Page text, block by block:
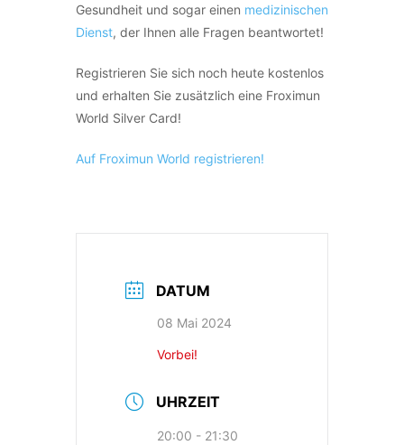
Gesundheit und sogar einen medizinischen
Dienst, der Ihnen alle Fragen beantwortet!
Registrieren Sie sich noch heute kostenlos
und erhalten Sie zusätzlich eine Froximun
World Silver Card!
Auf Froximun World registrieren!
DATUM
08 Mai 2024
Vorbei!
UHRZEIT
20:00 - 21:30